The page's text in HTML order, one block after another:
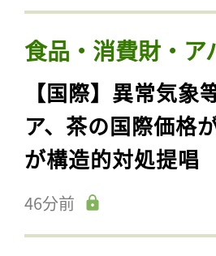
食品・消費財・ア
【国際】異常気
ア、茶の国際価格
が構造的対処提唱
46分前